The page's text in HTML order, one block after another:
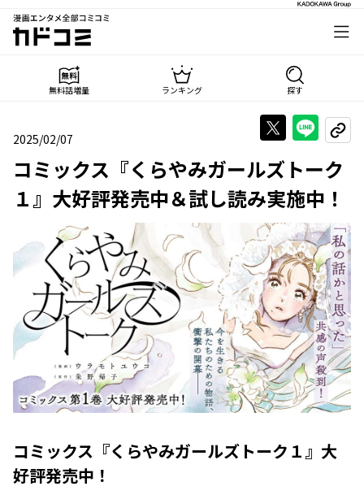
漫画エンタメ全部コミコミ
カドコミ
無料話増量 ランキング 探す
2025/02/07
2025年02月07日
Xで投稿する
LINE
URL
コミックス『くらやみガールズトーク
１』大好評発売中＆試し読み実施中！
コミックス『くらやみガールズトーク１』大
好評発売中！